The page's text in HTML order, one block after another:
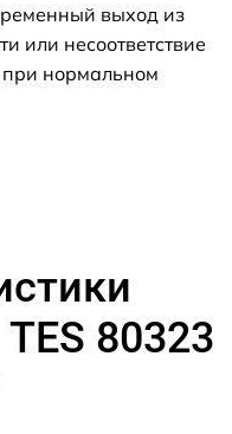
выход из
или несоответствие
нормальном
80323